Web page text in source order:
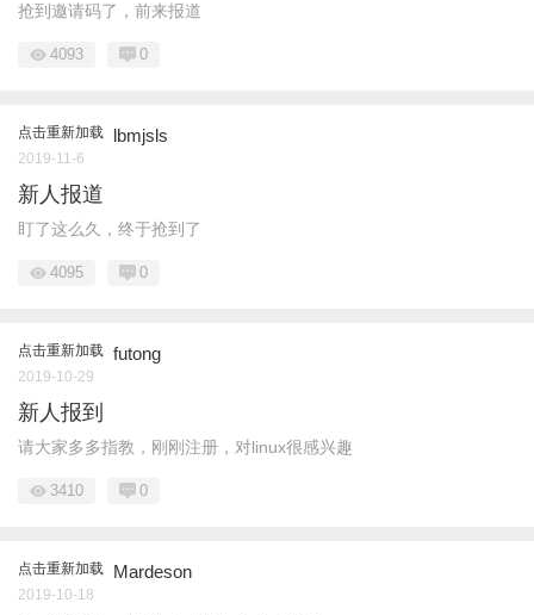
抢到邀请码了，前来报道
4093 0
点击重新加载 lbmjsls
2019-11-6
新人报道
盯了这么久，终于抢到了
4095 0
点击重新加载 futong
2019-10-29
新人报到
请大家多多指教，刚刚注册，对linux很感兴趣
3410 0
点击重新加载 Mardeson
2019-10-18